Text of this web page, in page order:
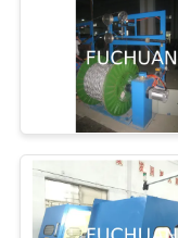
PRIVACY
POLICY
de